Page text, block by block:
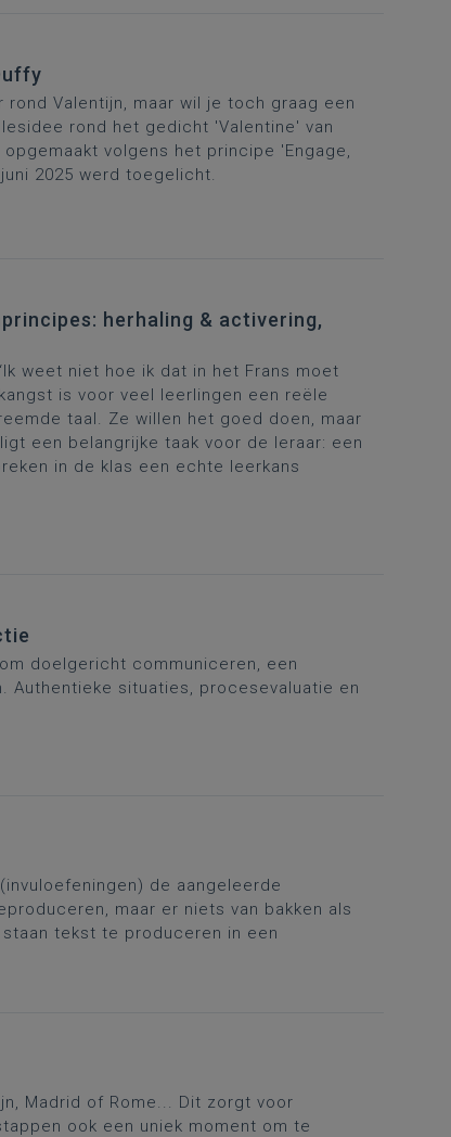
Valentijn, maar wil je toch graag een
rond het gedicht 'Valentine' van
volgens het principe 'Engage,
2025 werd toegelicht.
herhaling & activering,
weet niet hoe ik dat in het Frans moet
is voor veel leerlingen een reële
taal. Ze willen het goed doen, maar
een belangrijke taak voor de leraar: een
in de klas een echte leerkans
doelgericht communiceren, een
Authentieke situaties, procesevaluatie en
de aangeleerde
maar er niets van bakken als
tekst te produceren in een
Madrid of Rome... Dit zorgt voor
ook een uniek moment om te